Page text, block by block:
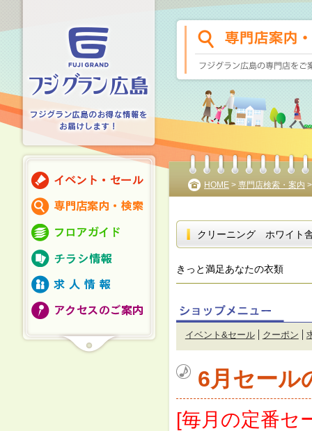
HOME > 専門店検索・案内
クリーニング ホワイト
きっと満足あなたの衣類
イベント&セール クーポン
6月セール
[毎月の定番セ